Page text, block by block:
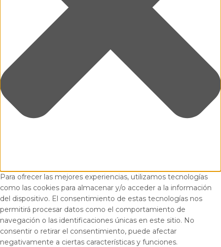
Para ofrecer las mejores experiencias, utilizamos tecnologías
como las cookies para almacenar y/o acceder a la información
del dispositivo. El consentimiento de estas tecnologías nos
permitirá procesar datos como el comportamiento de
navegación o las identificaciones únicas en este sitio. No
consentir o retirar el consentimiento, puede afectar
negativamente a ciertas características y funciones.